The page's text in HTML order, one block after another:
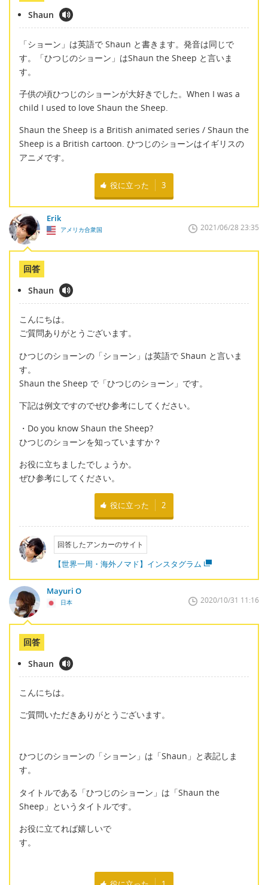
Shaun
「ショーン」は英語で Shaun と書きます。発音は同じで
す。「ひつじのショーン」はShaun the Sheep と言いま
す。
子供の頃ひつじのショーンが大好きでした。When I was a
child I used to love Shaun the Sheep.
Shaun the Sheep is a British animated series / Shaun the
Sheep is a British cartoon. ひつじのショーンはイギリスの
アニメです。
役に立った 3
Erik
アメリカ合衆国 2021/06/28 23:35
回答
Shaun
こんにちは。
ご質問ありがとうございます。
ひつじのショーンの「ショーン」は英語で Shaun と言いま
す。
Shaun the Sheep で「ひつじのショーン」です。
下記は例文ですのでぜひ参考にしてください。
・Do you know Shaun the Sheep?
ひつじのショーンを知っていますか？
お役に立ちましたでしょうか。
ぜひ参考にしてください。
役に立った 2
回答したアンカーのサイト
【世界一周・海外ノマド】インスタグラム
Mayuri O
日本 2020/10/31 11:16
回答
Shaun
こんにちは。
ご質問いただきありがとうございます。
ひつじのショーンの「ショーン」は「Shaun」と表記しま
す。
タイトルである「ひつじのショーン」は「Shaun the
Sheep」というタイトルです。
お役に立てれば嬉しいで
す。